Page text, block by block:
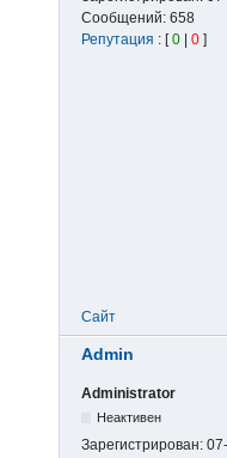
Сообщений: 658
Репутация : [0 0 ]
Сайт
Admin
Administrator
Неактивен
Зарегистрирован: